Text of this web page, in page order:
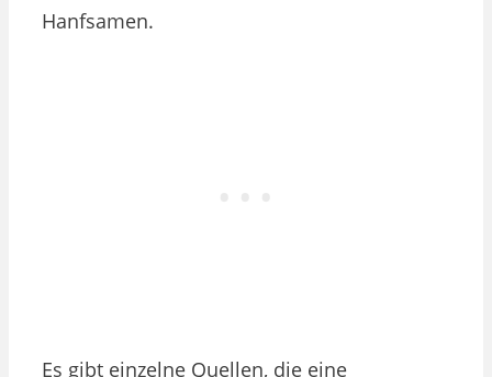
Hanfsamen.
Es gibt einzelne Quellen, die eine